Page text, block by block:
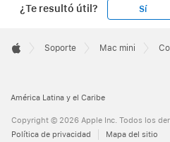
¿Te resultó útil? Sí
Footer

Soporte Mac mini
América Latina y el Caribe
Copyright © 2026 Apple Inc. Todos los
Política de privacidad
Mapa del sitio